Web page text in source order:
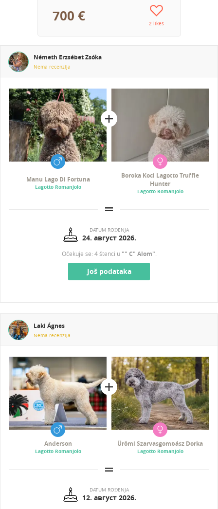
700 € 2 likes
Németh Erzsébet Zsóka
Nema recenzija
Manu Lago Di Fortuna
Lagotto Romanjolo
Boroka Koci Lagotto Truffle
Hunter
Lagotto Romanjolo
DATUM ROĐENJA
24. август 2026.
Očekuje se: 4 štenci u "" C" Alom"
Još podataka
Laki Ágnes
Nema recenzija
Anderson
Lagotto Romanjolo
Ürömi Szarvasgombász Dorka
Lagotto Romanjolo
DATUM ROĐENJA
12. август 2026.